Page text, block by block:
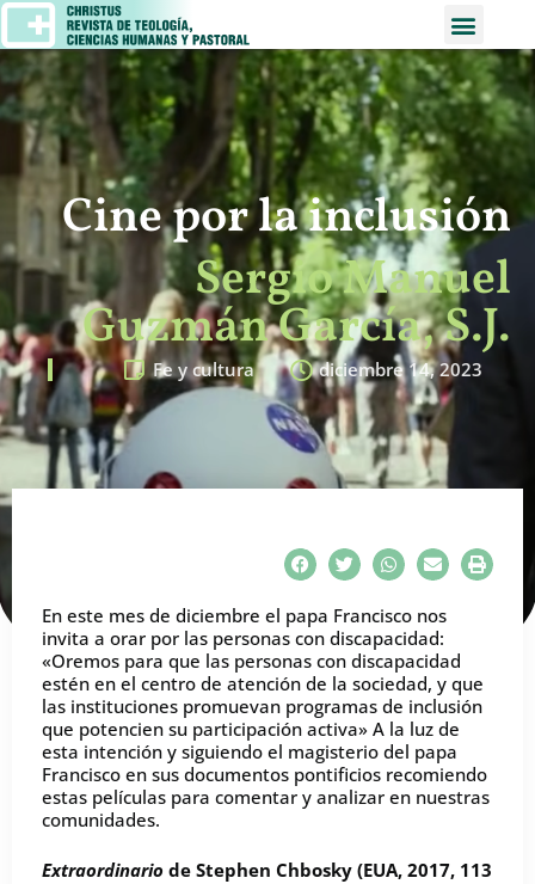
Cine por la inclusión
Sergio Manuel
Guzmán García, S.J.
Fe y cultura diciembre 14, 2023
En este mes de diciembre el papa Francisco nos
invita a orar por las personas con discapacidad:
«Oremos para que las personas con discapacidad
estén en el centro de atención de la sociedad, y que
las instituciones promuevan programas de inclusión
que potencien su participación activa» A la luz de
esta intención y siguiendo el magisterio del papa
Francisco en sus documentos pontificios recomiendo
estas películas para comentar y analizar en nuestras
comunidades.
Extraordinario de Stephen Chbosky (EUA, 2017, 113